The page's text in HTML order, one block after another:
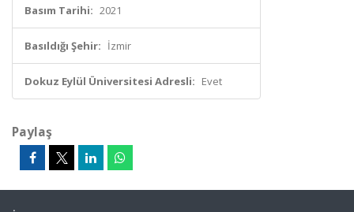
Basım Tarihi: 2021
Basıldığı Şehir: İzmir
Dokuz Eylül Üniversitesi Adresli: Evet
Paylaş